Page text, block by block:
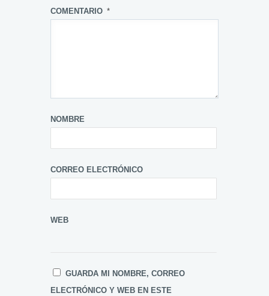
COMENTARIO *
NOMBRE
CORREO ELECTRÓNICO
WEB
GUARDA MI NOMBRE, CORREO
ELECTRÓNICO Y WEB EN ESTE